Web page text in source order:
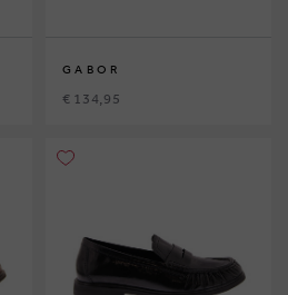
GABOR
€ 134,95